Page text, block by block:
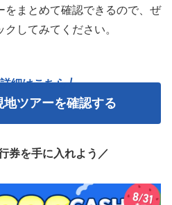
をまとめて確認できるので、ぜ
してみてください。
細はこちら
地ツアーを確認する
券を手に入れよう／